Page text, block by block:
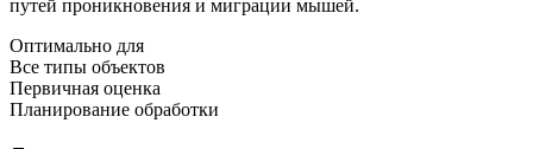
путей проникновения и миграции мышей.
Оптимально для
Все типы объектов
Первичная оценка
Планирование обработки